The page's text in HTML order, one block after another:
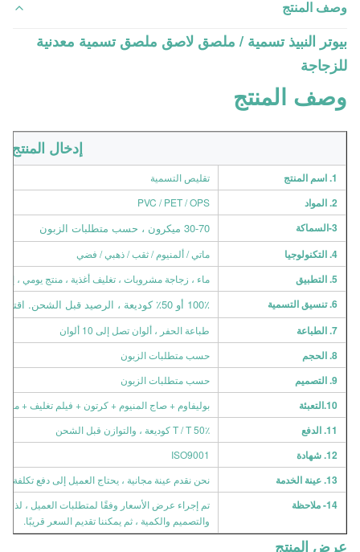
وصف المنتج
بيوتر النبيذ تسمية / ملصق لاصق ملصق تسمية معدنية
للزجاجة
وصف المنتج
إدخال المنتج
1. اسم المنتج تقليص التسمية
2. المواد PVC / PET / OPS
3-السماكة 30-70 ميكرون ، حسب متطلبات الزبون
4. التكنولوجيا ماتي / ألمنيوم / ثقب / ذهبي / فضي
5. التطبيق ماء ، زجاجة مشروبات ، تغليف أغذية ، منتج يومي ، إلخ.
6. تنسيق التسمية 100٪ أو 50٪ كوديعة ، الرصيد قبل الشحن. اقتراح T / T. (يمكن أيضًا قبول DP / LC / Cash وما إلى ذلك)
7. الطباعة طباعة الحفر ، ألوان تصل إلى 10 ألوان
8. الحجم حسب متطلبات الزبون
9. التصميم حسب متطلبات الزبون
10.التعبئة بوليفاوم + صاج المنيوم + كرتون + فيلم تغليف + منصة
11. الدفع T / T 50٪ كوديعة ، والتوازن قبل الشحن
12. شهادة ISO9001
13. عينة الخدمة نحن نقدم عينة مجانية ، يحتاج العميل إلى دفع تكلفة
14- ملاحظة
تم إجراء عرض الأسعار وفقًا لمتطلبات العميل ،
والتصميم والكمية ، ثم يمكننا تقديم السعر قريبًا.
عرض المنتج